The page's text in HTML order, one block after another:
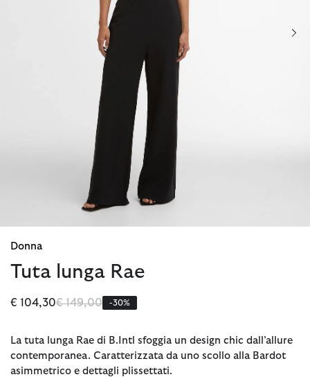
Donna
Tuta lunga Rae
€ 104,30Prezzo ridotto da
€ 149,00a -30%
La tuta lunga Rae di B.Intl sfoggia un design chic dall’allure
contemporanea. Caratterizzata da uno scollo alla Bardot
asimmetrico e dettagli plissettati.